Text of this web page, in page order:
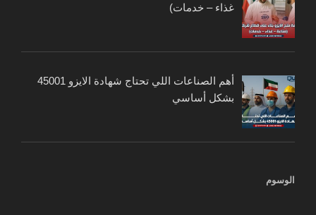
غذاء – خدمات)
أهم الصناعات اللي تحتاج شهادة الايزو 45001
بشكل أساسي
الوسوم